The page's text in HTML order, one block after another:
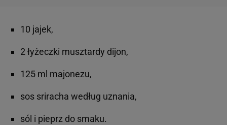
10 jajek,
2 łyżeczki musztardy dijon,
125 ml majonezu,
sos sriracha według uznania,
sól i pieprz do smaku.